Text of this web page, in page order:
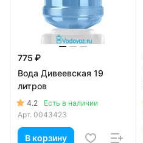
775 ₽
Вода Дивеевская 19
литров
4.2
Есть в наличии
Арт. 0043423
В корзину